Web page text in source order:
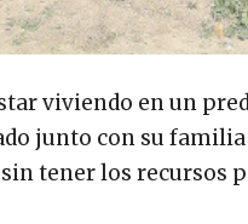
viviendo en un
junto con su
tener los recursos